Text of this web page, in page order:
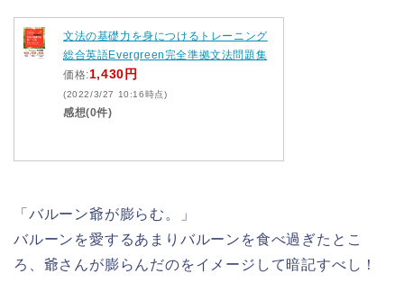
文法の基礎力を身につけるトレーニング
総合英語Evergreen完全準拠文法問題集
価格:1,430円
(2022/3/27 10:16時点)
感想(0件)
「バルーン爺が膨らむ。」
バルーンを愛するあまりバルーンを食べ過ぎたとこ
ろ、爺さんが膨らんだのをイメージして暗記すべし！